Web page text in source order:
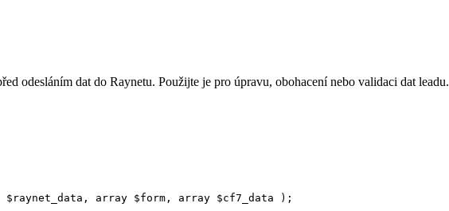
odesláním dat do Raynetu. Použijte je pro úpravu, obohacení nebo validaci dat leadu.
$ raynet_data , array $form , array $cf7_data );